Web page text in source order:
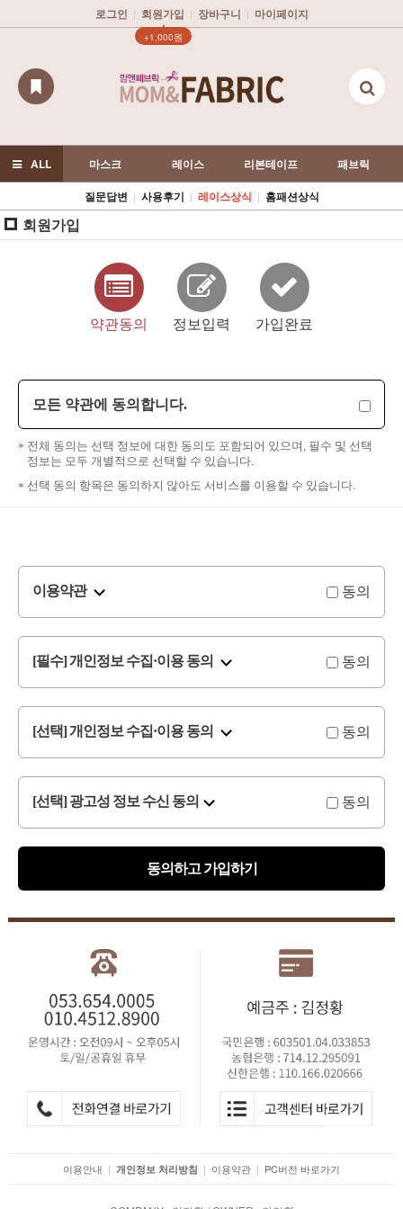
로그인 | 회원가입 |
▲
+1,000원
장바구니 | 마이페이지
ALL 마스크 레이스 리본테이프
패브릭
질문답변 | 사용후기 | 레이스상식 | 홈패션상식
회원가입
약관동의 정보입력 가입완료
모든 약관에 동의합니다.
전체 동의는 선택 정보에 대한 동의도 포함되어 있으며, 필수 및 선택
정보는 모두 개별적으로 선택할 수 있습니다.
선택 동의 항목은 동의하지 않아도 서비스를 이용할 수 있습니다.
이용약관 동의
[필수] 개인정보 수집·이용 동의 동의
[선택] 개인정보 수집·이용 동의 동의
[선택] 광고성 정보 수신 동의 동의
동의하고 가입하기
이용안내 | 개인정보 처리방침 | 이용약관 | PC버전 바로가기